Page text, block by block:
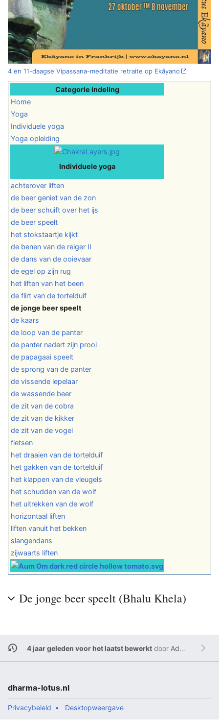
4 en 11-daagse Vipassana-meditatie retraite op Ekãyano
Categorie indeling
Home
Yoga
Individuele yoga
Yoga opleiding
Individuele yoga
achterover liften
de beer geniet van de zon
de beer schuift over het ijs
de beer speelt
het stokstaartje kijkt
de benen van de reiger II
de dans van de ooievaar
de egel op zijn rug
het liften van het been
de flirt van de tortelduif
de jonge beer speelt
de kaars
de loop van de panter
de panter nadert zijn prooi
de papagaai speelt
de sprong van de panter
de vissende lepelaar
de wassende beer
de zit van de cobra
de zit van de kikker
de zit van de vogel
fietsen
het draaien van de tortelduif
het gakken van de tortelduif
het klappen van de vleugels
het schudden van de wolf
het uitrekken van de wolf
horizontaal liften
liften vanuit het bekken
slangendans
zijwaarts liften
De jonge beer speelt (Bhalu Khela)
4 jaar geleden voor het laatst bewerktdoor Admin
dharma-lotus.nl
Privacybeleid Desktopweergave